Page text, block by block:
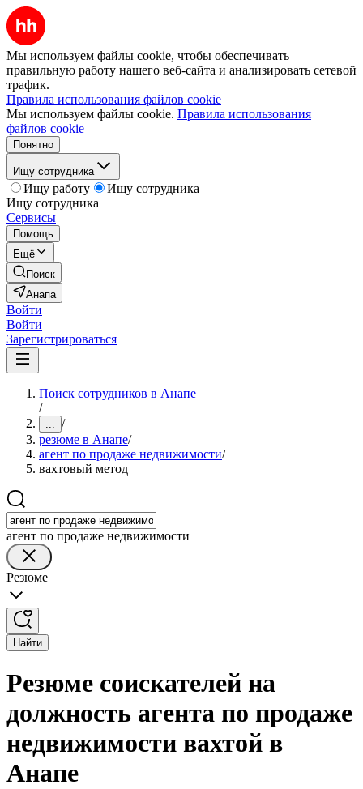
Мы используем файлы cookie, чтобы обеспечивать
правильную работу нашего веб-сайта и анализировать сетевой
трафик.
Правила использования файлов cookie
Мы используем файлы cookie. Правила использования
файлов cookie
Понятно
Ищу сотрудника
Ищу работу
Ищу сотрудника
Ищу сотрудника
Сервисы
Помощь
Ещё
Поиск
Анапа
Войти
Войти
Зарегистрироваться
Поиск сотрудников в Анапе
/
... /
резюме в Анапе/
агент по продаже недвижимости/
вахтовый метод
агент по продаже недвижимости
Резюме
Найти
Резюме соискателей на
должность агента по продаже
недвижимости вахтой в
Анапе